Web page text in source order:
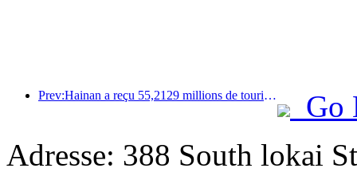
Prev:Hainan a reçu 55,2129 millions de touristes au cours du premier semestre de l'année
Go
Adresse: 388 South lokai